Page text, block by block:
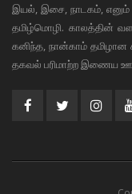
இயல், இசை, நாடகம், எனும்
தமிழ்மொழி. காலத்தின்
கனிந்த, நான்காம்
தகவல் பரிமாற்ற இணைய